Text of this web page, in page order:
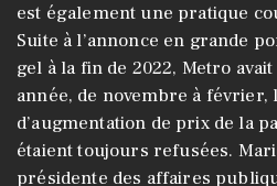
est également une pratique
Suite à l’annonce en grande
gel à la fin de 2022, Metro
année, de novembre à février,
d’augmentation de prix de la
étaient toujours refusées.
présidente des affaires